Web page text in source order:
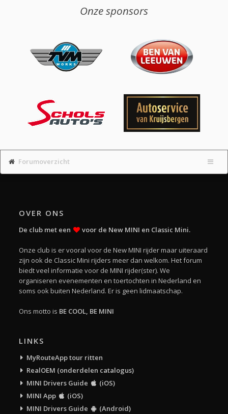
Onze sponsors
Forumoverzicht
OVER ONS
De club met een voor de New MINI en Classic Mini.
Onze club is er vooral voor de New MINI rijder maar uiteraard
zijn ook de Classic Mini rijders meer dan welkom. Het forum
biedt veel informatie voor de MINI rijder(ster). We
organiseren evenementen en toertochten in Nederland en
soms ook buiten Nederland. Er is geen lidmaatschap.
Ons motto is BE COOL, BE MINI
LINKS
MyRouteApp tour ritten
RealOEM (onderdelen catalogus)
MINI Drivers Guide
(iOS)
MINI App
(iOS)
MINI Drivers Guide
(Android)